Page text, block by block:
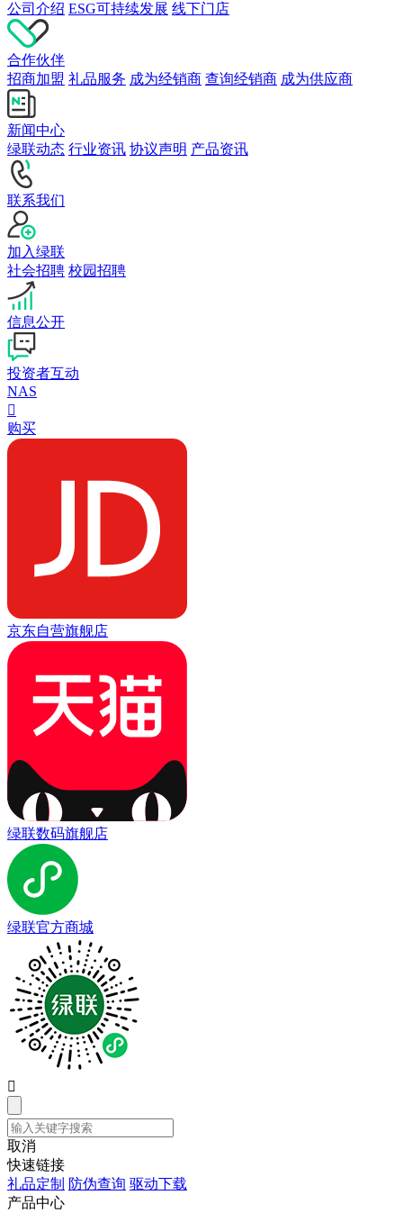
公司介绍 ESG可持续发展 线下门店
合作伙伴
招商加盟 礼品服务 成为经销商 查询经销商 成为供应商
新闻中心
绿联动态 行业资讯 协议声明 产品资讯
联系我们
加入绿联
社会招聘 校园招聘
信息公开
投资者互动
NAS

购买
京东自营旗舰店
绿联数码旗舰店
绿联官方商城

取消
快速链接
礼品定制 防伪查询 驱动下载
产品中心